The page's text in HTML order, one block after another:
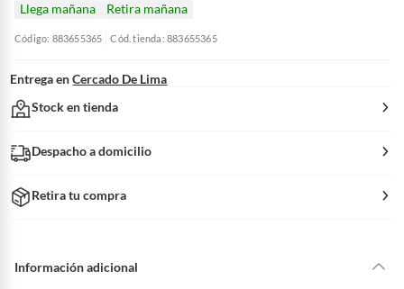
Llega mañana Retira mañana
Código: 883655365 Cód. tienda: 883655365
Entrega en Cercado De Lima
Stock en tienda
Despacho a domicilio
Retira tu compra
Información adicional